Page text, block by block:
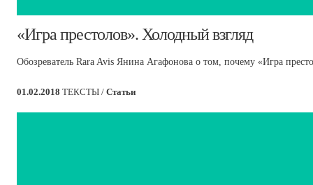
​«Игра престолов». Холодный взгляд
Обозреватель Rara Avis Янина Агафонова о том, почему «Игра
01.02.2018 ТЕКСТЫ / Статьи